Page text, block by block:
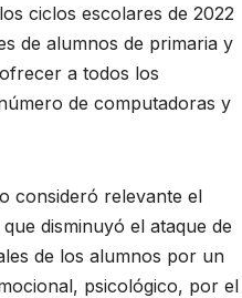
ciclos escolares de 2022
de alumnos de primaria y
a todos los
de computadoras y
consideró relevante el
disminuyó el ataque de
de los alumnos por un
psicológico, por el